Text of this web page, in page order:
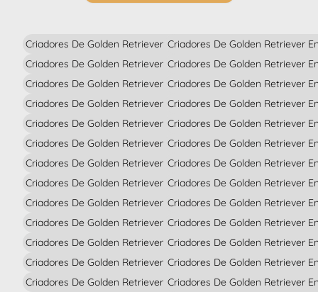
Criadores De Golden Retriever En Alava
Criadores De Golden Retriever En Albacete
Criadores De Golden Retriever En Alicante
Criadores De Golden Retriever En Almería
Criadores De Golden Retriever En Asturias
Criadores De Golden Retriever En Avila
Criadores De Golden Retriever En Badajoz
Criadores De Golden Retriever En Barcelona
Criadores De Golden Retriever En Burgos
Criadores De Golden Retriever En Cáceres
Criadores De Golden Retriever En Cádiz
Criadores De Golden Retriever En Cantabria
Criadores De Golden Retriever En Castellón
Criadores De Golden Retriever
Criadores De Golden Retriever
Criadores De Golden Retriever
Criadores De Golden Retriever
Criadores De Golden Retriever
Criadores De Golden Retriever
Criadores De Golden Retriever
Criadores De Golden Retriever
Criadores De Golden Retriever
Criadores De Golden Retriever
Criadores De Golden Retriever
Criadores De Golden Retriever
Criadores De Golden Retriever